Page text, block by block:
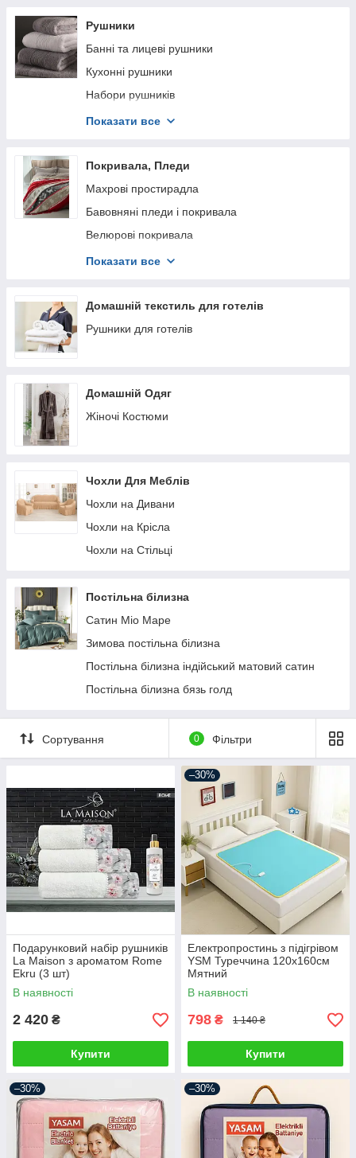
Рушники
Банні та лицеві рушники
Кухонні рушники
Набори рушників
Набори для Сауни і Лазні
Рушники Maison d'or
Показати все
Покривала, Пледи
Махрові простирадла
Бавовняні пледи і покривала
Велюрові покривала
Жакардові Покривала
Покривала Masion Dor
Показати все
Домашній текстиль для готелів
Рушники для готелів
Домашній Одяг
Жіночі Костюми
Чохли Для Меблів
Чохли на Дивани
Чохли на Крісла
Чохли на Стільці
Постільна білизна
Сатин Міо Маре
Зимова постільна білизна
Постільна білизна індійський матовий сатин
Постільна білизна бязь голд
Сортування 0 Фільтри
Подарунковий набір рушників
La Maison з ароматом Rome
Ekru (3 шт)
В наявності
2 420 ₴
Купити
–30%
Електропростинь з підігрівом
YSM Туреччина 120х160см
Мятний
В наявності
798 ₴ 1 140 ₴
Купити
–30% –30%